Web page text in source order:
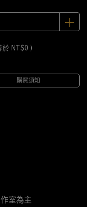
於 NT$0 )
購買須知
室為主